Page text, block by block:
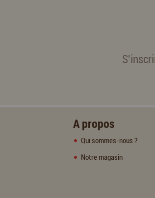
A propos
Qui sommes-nous ?
Notre magasin